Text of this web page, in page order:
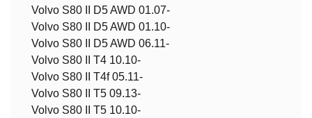
Volvo S80 II D5 AWD 01.07-
Volvo S80 II D5 AWD 01.10-
Volvo S80 II D5 AWD 06.11-
Volvo S80 II T4 10.10-
Volvo S80 II T4f 05.11-
Volvo S80 II T5 09.13-
Volvo S80 II T5 10.10-